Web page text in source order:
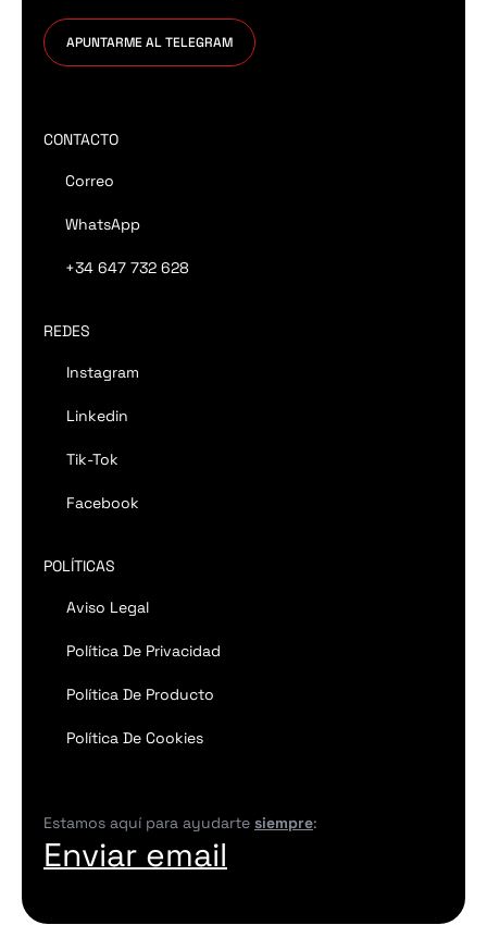
APUNTARME AL TELEGRAM
CONTACTO
Correo
WhatsApp
+34 647 732 628
REDES
Instagram
Linkedin
Tik-Tok
Facebook
POLÍTICAS
Aviso Legal
Política De Privacidad
Política De Producto
Política De Cookies
Estamos aquí para ayudarte siempre:
Enviar email